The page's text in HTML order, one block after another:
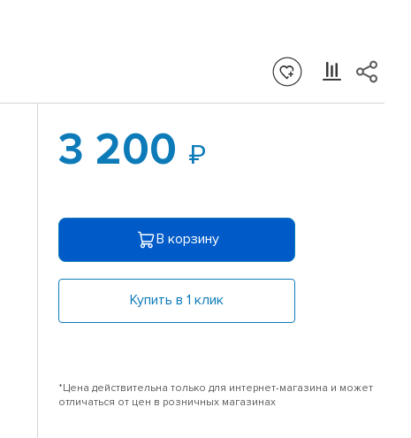
3 200
В корзину
Купить в 1 клик
*Цена действительна только для интернет-магазина и может
отличаться от цен в розничных магазинах